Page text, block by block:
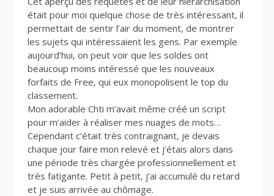
était pour moi quelque chose de très intéressant, il
permettait de sentir l’air du moment, de montrer
les sujets qui intéressaient les gens. Par exemple
aujourd’hui, on peut voir que les soldes ont
beaucoup moins intéressé que les nouveaux
forfaits de Free, qui eux monopolisent le top du
classement.
Mon adorable Chti m’avait même créé un script
pour m’aider à réaliser mes nuages de mots…
Cependant c’était très contraignant, je devais
chaque jour faire mon relevé et j’étais alors dans
une période très chargée professionnellement et
très fatigante. Petit à petit, j’ai accumulé du retard
et je suis arrivée au chômage.